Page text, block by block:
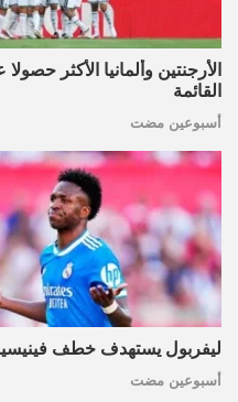
الأرجنتين وألمانيا الأكثر
القائمة
أسبوعين مضت
ليفربول يستهدف خطف
أسبوعين مضت